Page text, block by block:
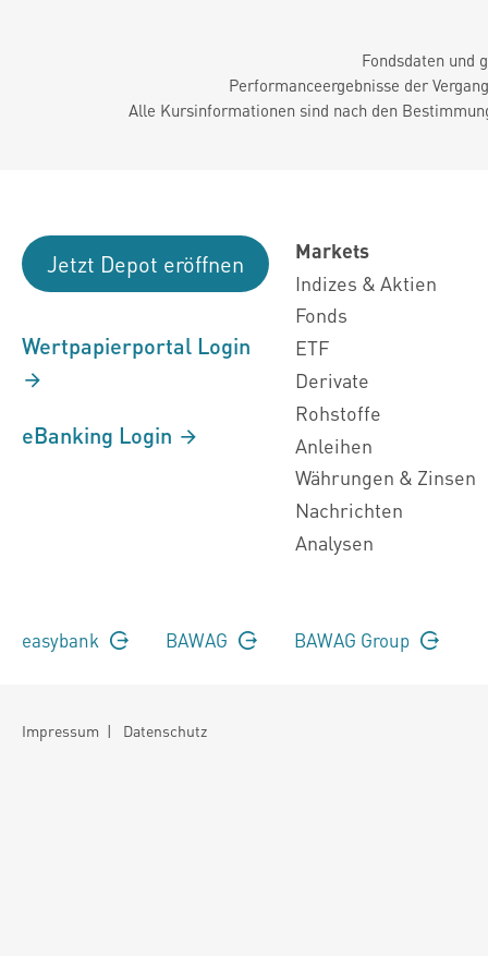
Fondsdaten und
Performanceergebnisse der
Alle Kursinformationen sind nach den
Jetzt Depot eröffnen
Wertpapierportal Login
eBanking Login
Markets
Indizes & Aktien
Fonds
ETF
Derivate
Rohstoffe
Anleihen
Währungen & Zinsen
Nachrichten
Analysen
easybank BAWAG BAWAG Group
Impressum | Datenschutz